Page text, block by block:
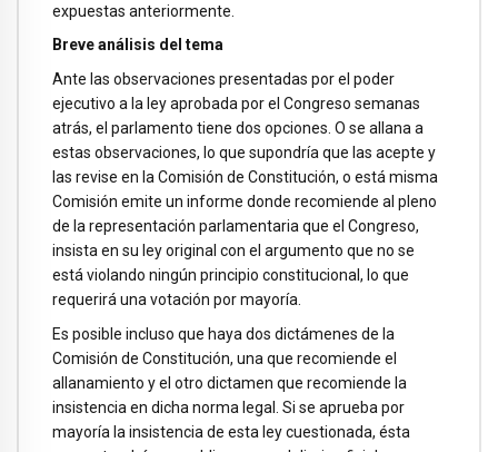
expuestas anteriormente.
Breve análisis del tema
Ante las observaciones presentadas por el poder
ejecutivo a la ley aprobada por el Congreso semanas
atrás, el parlamento tiene dos opciones. O se allana a
estas observaciones, lo que supondría que las acepte y
las revise en la Comisión de Constitución, o está misma
Comisión emite un informe donde recomiende al pleno
de la representación parlamentaria que el Congreso,
insista en su ley original con el argumento que no se
está violando ningún principio constitucional, lo que
requerirá una votación por mayoría.
Es posible incluso que haya dos dictámenes de la
Comisión de Constitución, una que recomiende el
allanamiento y el otro dictamen que recomiende la
insistencia en dicha norma legal. Si se aprueba por
mayoría la insistencia de esta ley cuestionada, ésta